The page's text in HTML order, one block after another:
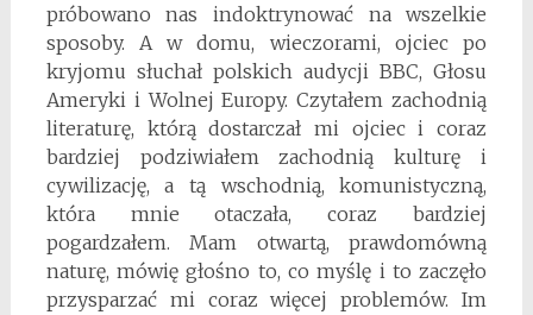
próbowano nas indoktrynować na wszelkie
sposoby. A w domu, wieczorami, ojciec po
kryjomu słuchał polskich audycji BBC, Głosu
Ameryki i Wolnej Europy. Czytałem zachodnią
literaturę, którą dostarczał mi ojciec i coraz
bardziej podziwiałem zachodnią kulturę i
cywilizację, a tą wschodnią, komunistyczną,
która mnie otaczała, coraz bardziej
pogardzałem. Mam otwartą, prawdomówną
naturę, mówię głośno to, co myślę i to zaczęło
przysparzać mi coraz więcej problemów. Im